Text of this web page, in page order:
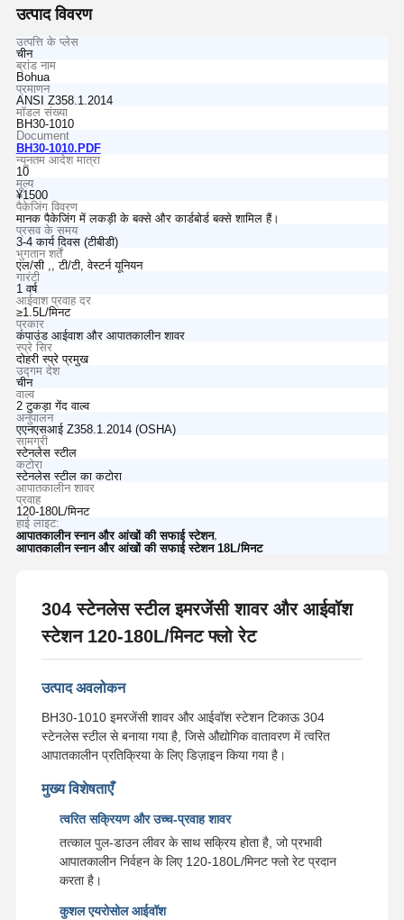
उत्पाद विवरण
उत्पत्ति के प्लेस
चीन
ब्रांड नाम
Bohua
प्रमाणन
ANSI Z358.1.2014
मॉडल संख्या
BH30-1010
Document
BH30-1010.PDF
न्यूनतम आदेश मात्रा
10
मूल्य
¥1500
पैकेजिंग विवरण
मानक पैकेजिंग में लकड़ी के बक्से और कार्डबोर्ड बक्से शामिल हैं।
प्रसव के समय
3-4 कार्य दिवस (टीबीडी)
भुगतान शर्तें
एल/सी ,, टी/टी, वेस्टर्न यूनियन
गारंटी
1 वर्ष
आईवाश प्रवाह दर
≥1.5L/मिनट
प्रकार
कंपाउंड आईवाश और आपातकालीन शावर
स्प्रे सिर
दोहरी स्प्रे प्रमुख
उद्गम देश
चीन
वाल्व
2 टुकड़ा गेंद वाल्व
अनुपालन
एएनएसआई Z358.1.2014 (OSHA)
सामग्री
स्टेनलेस स्टील
कटोरा
स्टेनलेस स्टील का कटोरा
आपातकालीन शावर
प्रवाह
120-180L/मिनट
हाई लाइट:
आपातकालीन स्नान और आंखों की सफाई स्टेशन,
आपातकालीन स्नान और आंखों की सफाई स्टेशन 18L/मिनट
304 स्टेनलेस स्टील इमरजेंसी शावर और आईवॉश
स्टेशन 120-180L/मिनट फ्लो रेट
उत्पाद अवलोकन
BH30-1010 इमरजेंसी शावर और आईवॉश स्टेशन टिकाऊ 304
स्टेनलेस स्टील से बनाया गया है, जिसे औद्योगिक वातावरण में त्वरित
आपातकालीन प्रतिक्रिया के लिए डिज़ाइन किया गया है।
मुख्य विशेषताएँ
त्वरित सक्रियण और उच्च-प्रवाह शावर
तत्काल पुल-डाउन लीवर के साथ सक्रिय होता है, जो प्रभावी
आपातकालीन निर्वहन के लिए 120-180L/मिनट फ्लो रेट प्रदान
करता है।
कुशल एयरोसोल आईवॉश